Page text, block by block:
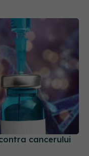
cancerului